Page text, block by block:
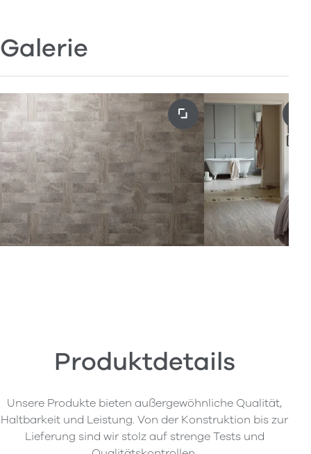
Galerie
Produktdetails
Unsere Produkte bieten außergewöhnliche Qualität,
Haltbarkeit und Leistung. Von der Konstruktion bis zur
Lieferung sind wir stolz auf strenge Tests und